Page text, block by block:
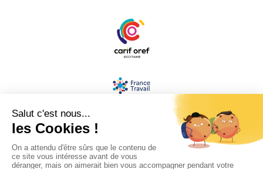
MENTIONS LÉGALES RÉALISATION : KORI